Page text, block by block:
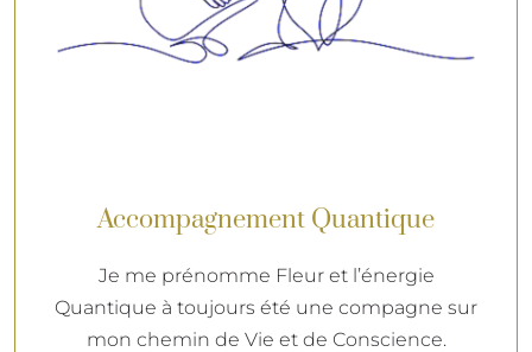
Accompagnement Quantique
Je me prénomme Fleur et l’énergie
Quantique à toujours été une compagne sur
mon chemin de Vie et de Conscience.